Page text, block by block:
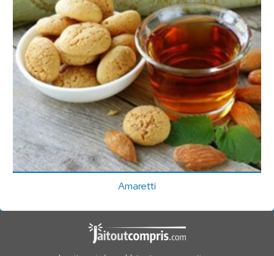
Amaretti